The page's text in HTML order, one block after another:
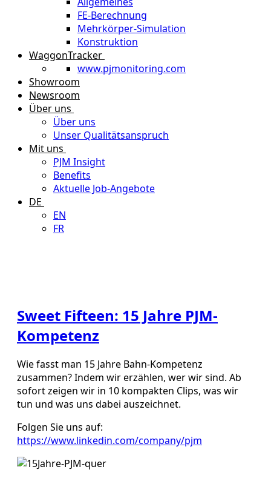
FE-Berechnung
Mehrkörper-Simulation
Konstruktion
WaggonTracker
www.pjmonitoring.com
Showroom
Newsroom
Über uns
Über uns
Unser Qualitätsanspruch
Mit uns
PJM Insight
Benefits
Aktuelle Job-Angebote
DE
EN
FR
Sweet Fifteen: 15 Jahre PJM-
Kompetenz
Wie fasst man 15 Jahre Bahn-Kompetenz
zusammen? Indem wir erzählen, wer wir sind. Ab
sofort zeigen wir in 10 kompakten Clips, was wir
tun und was uns dabei auszeichnet.
Folgen Sie uns auf:
https://www.linkedin.com/company/pjm